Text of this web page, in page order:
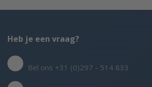
Heb je een vraag?
Bel ons +31 (0)297 - 514 833